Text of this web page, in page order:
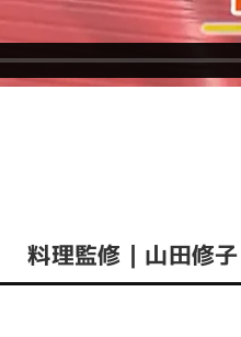
料理監修｜山田修